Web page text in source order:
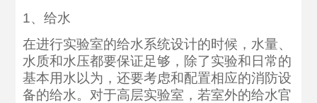
1、给水
在进行实验室的给水系统设计的时候，水量、
水质和水压都要保证足够，除了实验和日常的
基本用水以为，还要考虑和配置相应的消防设
备的给水。对于高层实验室，若室外的给水官